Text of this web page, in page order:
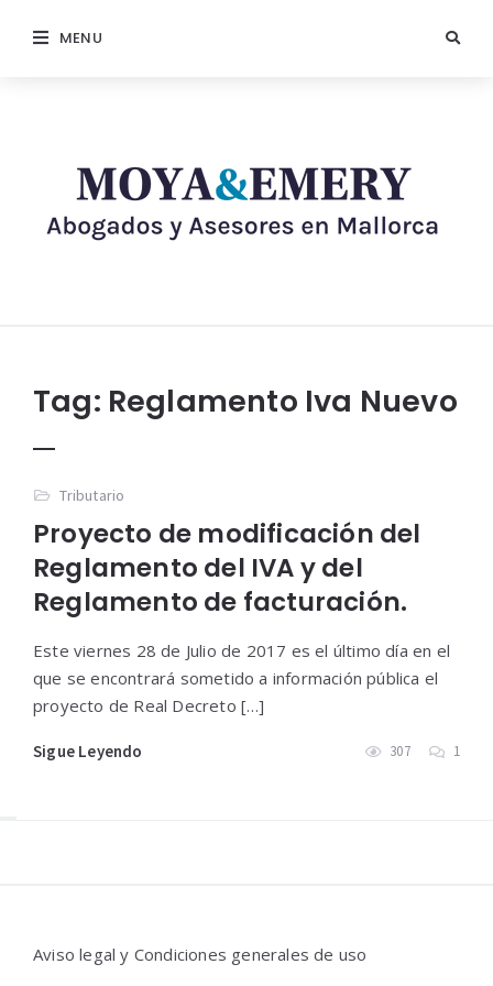
MENU
Tag: Reglamento Iva Nuevo
Tributario
Proyecto de modificación del
Reglamento del IVA y del
Reglamento de facturación.
Este viernes 28 de Julio de 2017 es el último día en el
que se encontrará sometido a información pública el
proyecto de Real Decreto […]
Sigue Leyendo 307 1
Aviso legal y Condiciones generales de uso